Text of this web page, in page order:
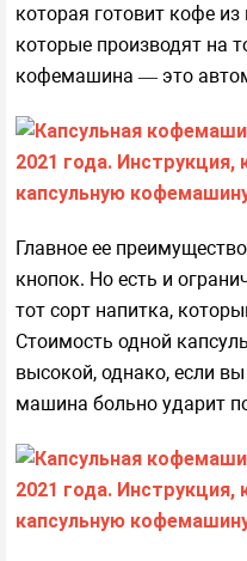
которая готовит кофе
которые производят на
кофемашина — это
Главное ее
кнопок. Но есть и
тот сорт напитка,
Стоимость одной
высокой, однако, если
машина больно ударит